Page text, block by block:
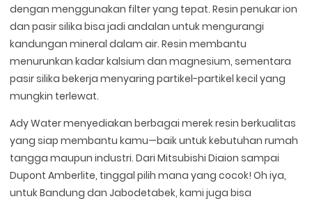
dengan menggunakan filter yang tepat. Resin penukar ion
dan pasir silika bisa jadi andalan untuk mengurangi
kandungan mineral dalam air. Resin membantu
menurunkan kadar kalsium dan magnesium, sementara
pasir silika bekerja menyaring partikel-partikel kecil yang
mungkin terlewat.
Ady Water menyediakan berbagai merek resin berkualitas
yang siap membantu kamu—baik untuk kebutuhan rumah
tangga maupun industri. Dari Mitsubishi Diaion sampai
Dupont Amberlite, tinggal pilih mana yang cocok! Oh iya,
untuk Bandung dan Jabodetabek, kami juga bisa